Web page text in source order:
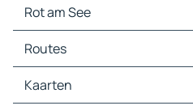
Rot am See
Rot am See Kaarten
Rot am See Verkeer
Rot am See Hotels
Rot am See Restaurants
Routes
Routes Rot am See - Crailsheim
Routes Rot am See -
Kaarten